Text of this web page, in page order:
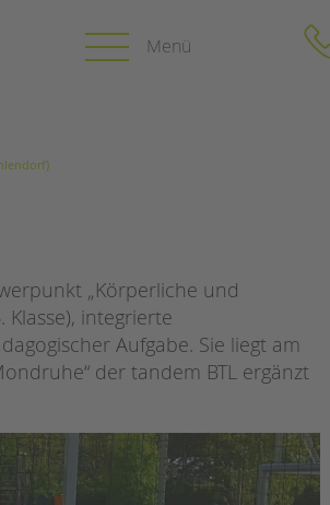
| LEITBILD
und Jugendschutz
Videos
VdK
BTL
international
tandem als
NEWS/BLOG
PRESSE
Magazin
Zehlendorf)
„Körperliche und
integrierte
Aufgabe. Sie liegt am
der tandem BTL ergänzt